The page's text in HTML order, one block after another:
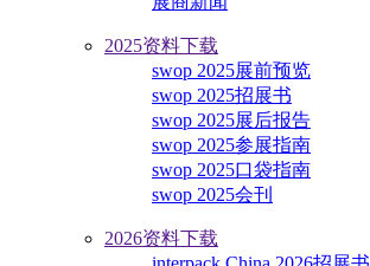
2025资料下载
swop 2025展前预览
swop 2025招展书
swop 2025展后报告
swop 2025参展指南
swop 2025口袋指南
swop 2025会刊
2026资料下载